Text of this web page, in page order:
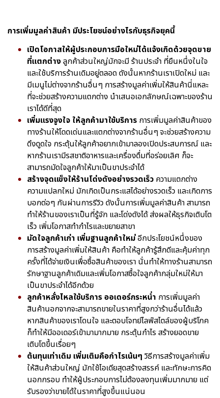
การเพิ่มมูลค่าสินค้า มีประโยชน์อย่างไรกับธุรกิจยุคนี้
เปิดโอกาสให้ผู้ประกอบการมือใหม่ได้แจ้งเกิดด้วยจุดขาย
ที่แตกต่างลูกค้าส่วนใหญ่มักจะมี ร้านประจำ ที่ยืนหนึ่งในใจ
และใช้บริการร้านเดิมอยู่ตลอด ดังนั้นหากร้านเราเปิดใหม่ และ
มีเมนูไม่ต่างจากร้านอื่นๆ การสร้างมูลค่าเพิ่มให้สินค้านี่แหละ
ที่จะช่วยสร้างความแตกต่าง นำเสนอเอกลักษณ์เฉพาะของร้าน
เราได้ดีที่สุด
เพิ่มแรงจูงใจ ให้ลูกค้ามาใช้บริการ การเพิ่มมูลค่าสินค้าของ
ทางร้านให้โดดเด่นและแตกต่างจากร้านอื่นๆ จะช่วยสร้างความ
ดึงดูดใจ กระตุ้นให้ลูกค้าอยากเข้ามาลองเปิดประสบการณ์ และ
หากร้านเรามีรสชาติอาหารและเครื่องดื่มที่อร่อยเลิศ ก็จะ
สามารถมัดใจลูกค้าให้มาเป็นขาประจำได้
สร้างจุดแข็งให้ร้านโด่งดังอย่างรวดเร็ว ความแตกต่าง
ความแปลกใหม่ มักเกิดเป็นกระแสได้อย่างรวดเร็ว และเกิดการ
บอกต่อๆ กันผ่านการรีวิว ดังนั้นการเพิ่มมูลค่าสินค้า สามารถ
ทำให้ร้านของเราเป็นที่รู้จัก และโด่งดังได้ ส่งผลให้ธุรกิจเติบโต
เร็ว เพิ่มโอกาสทำกำไรและขยายสาขา
มัดใจลูกค้าเก่า เพิ่มฐานลูกค้าใหม่อีกประโยชน์หนึ่งของ
การสร้างมูลค่าเพิ่มให้สินค้า คือทำให้ลูกค้ารู้สึกดีและคุ้มค่าทุก
ครั้งที่ได้จ่ายเงินเพื่อซื้อสินค้าของเรา นั่นทำให้ทางร้านสามารถ
รักษาฐานลูกค้าเดิมและเพิ่มโอกาสซื้อใจลูกค้ากลุ่มใหม่ให้มา
เป็นขาประจำได้อีกด้วย
ลูกค้าหลั่งไหลใช้บริการ ออเดอร์กระหน่ำ การเพิ่มมูลค่า
สินค้านอกจากจะสามารถขายในราคาที่สูงกว่าร้านอื่นได้แล้ว
หากสินค้าของเราโดนใจ และตอบโจทย์ไลฟ์สไตล์ของผู้บริโภค
ก็ทำให้มีออเดอร์เข้ามามากมาย กระตุ้นกำไร สร้างยอดขาย
เติบโตขึ้นเรื่อยๆ
ต้นทุนเท่าเดิม เพิ่มเติมคือกำไรเน้นๆ วิธีการสร้างมูลค่าเพิ่ม
ให้สินค้าส่วนใหญ่ มักใช้ไอเดียสุดสร้างสรรค์ และทักษะการคิด
นอกกรอบ ทำให้ผู้ประกอบการไม่ต้องลงทุนเพิ่มมากมาย แต่
รับรองว่าขายได้ในราคาที่สูงขึ้นแน่นอน